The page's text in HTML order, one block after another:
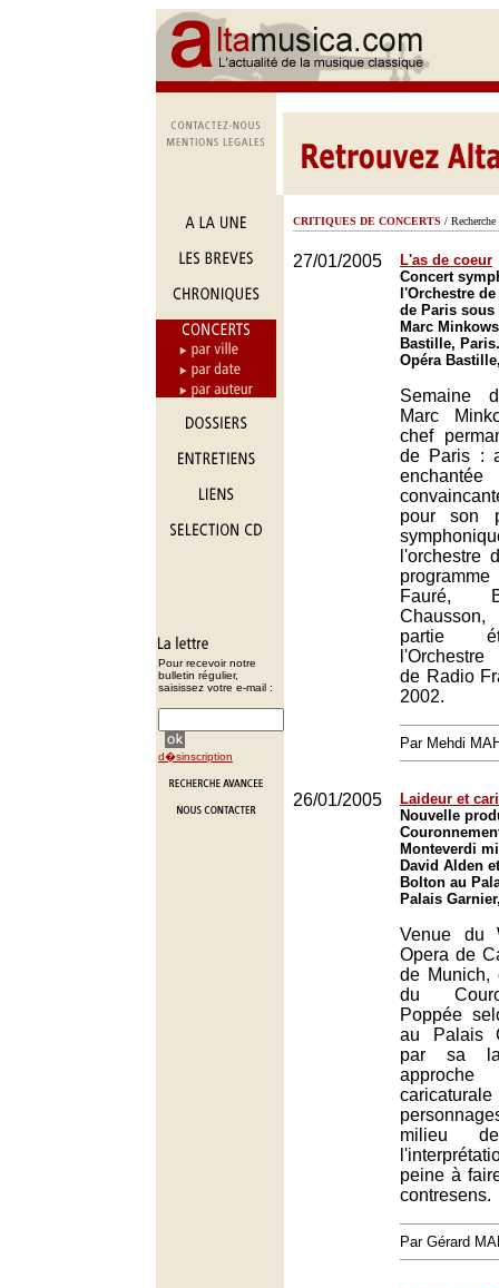
Pour recevoir notre
bulletin régulier,
saisissez votre e-mail :
d�sinscription
CRITIQUES DE CONCERTS / Recherche
27/01/2005
L'as de coeur
Concert
l'Orchestre
de Paris
Marc
Bastille, Paris.
Opéra
Semaine
Marc
chef
de Paris :
pour son
l'orchestre
Fauré,
partie
l'Orchestre
de Radio
2002.
Par Mehdi
26/01/2005
Laideur et
Nouvelle
Monteverdi
David Alden
Bolton au
Palais
Venue du
Opera de
de Munich,
du
Poppée
au Palais
par sa
approche
milieu
peine à
contresens.
Par Gérard